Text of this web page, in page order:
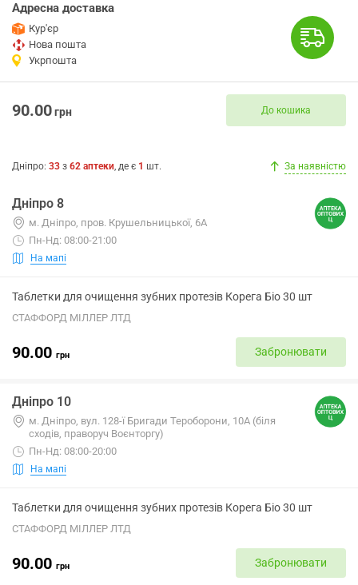
Адресна доставка
Кур'єр
Нова пошта
Укрпошта
90.00грн До кошика
Дніпро: 33 з 62 аптеки, де є 1 шт. За наявністю
Дніпро 8
м. Дніпро, пров. Крушельницької, 6А
Пн-Нд: 08:00-21:00
На мапі
Таблетки для очищення зубних протезів Корега Біо 30 шт
СТАФФОРД МІЛЛЕР ЛТД
90.00 грн Забронювати
Дніпро 10
м. Дніпро, вул. 128-ї Бригади Тероборони, 10А (біля
сходів, праворуч Воєнторгу)
Пн-Нд: 08:00-20:00
На мапі
Таблетки для очищення зубних протезів Корега Біо 30 шт
СТАФФОРД МІЛЛЕР ЛТД
90.00 грн Забронювати